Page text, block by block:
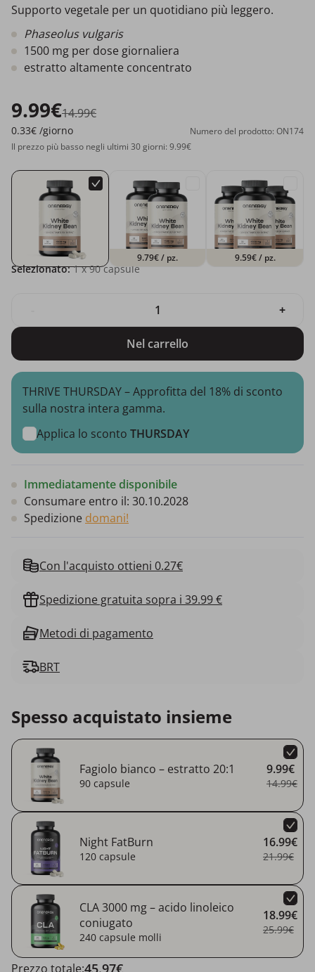
Supporto vegetale per un quotidiano più leggero.
Phaseolus vulgaris
1500 mg per dose giornaliera
estratto altamente concentrato
9.99€14.99€
0.33€ /giorno
Numero del prodotto: ON174
Il prezzo più basso negli ultimi 30 giorni: 9.99€
9.79€/ pz. 9.59€/ pz.
Selezionato: 1x 90 capsule
+
Nel carrello
THRIVE THURSDAY – Approfitta del 18% di sconto
sulla nostra intera gamma.
Applica lo sconto THURSDAY
Immediatamente disponibile
Consumare entro il: 30.10.2028
Spedizione domani!
Con l'acquisto ottieni 0.27€
Spedizione gratuita sopra i 39.99 €
Metodi di pagamento
BRT
Spesso acquistato insieme
Fagiolo bianco – estratto 20:1
90 capsule
9.99€
14.99€
Night FatBurn
120 capsule
16.99€
21.99€
CLA 3000 mg – acido linoleico
coniugato
240 capsule molli
18.99€
25.99€
Prezzo totale: